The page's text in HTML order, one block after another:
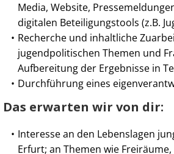
Media, Website,
digitalen Beteiligungstools (z.B.
Recherche und inhaltliche
jugendpolitischen Themen und
Aufbereitung der Ergebnisse in
Durchführung eines
Das erwarten wir von dir:
Interesse an den Lebenslagen
Erfurt; an Themen wie Freiräume,